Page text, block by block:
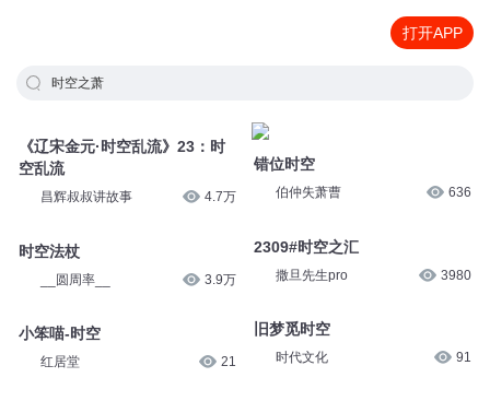
打开APP
时空之萧
《辽宋金元·时空乱流》23：时
空乱流
昌辉叔叔讲故事 4.7万
时空法杖
__圆周率__ 3.9万
小笨喵-时空
红居堂 21
错位时空
伯仲失萧曹 636
2309#时空之汇
撒旦先生pro 3980
旧梦觅时空
时代文化 91